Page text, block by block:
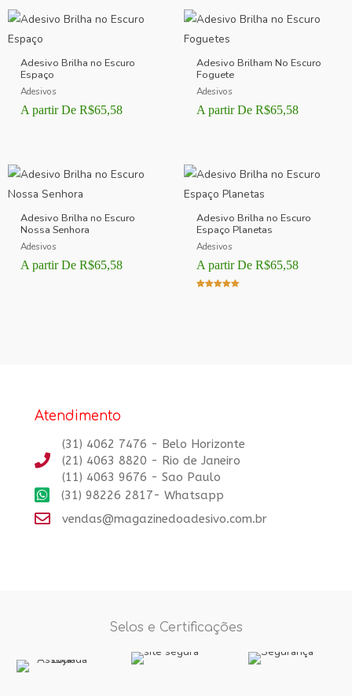
Adesivo Brilha no Escuro
Espaço
Adesivos
A partir De R$65,58
Adesivo Brilham No Escuro
Foguete
Adesivos
A partir De R$65,58
Adesivo Brilha no Escuro
Nossa Senhora
Adesivos
A partir De R$65,58
Adesivo Brilha no Escuro
Espaço Planetas
Adesivos
A partir De R$65,58
Atendimento
(31) 4062 7476 - Belo Horizonte
(21) 4063 8820 - Rio de Janeiro
(11) 4063 9676 - Sao Paulo
(31) 98226 2817- Whatsapp
vendas@magazinedoadesivo.com.br
Selos e Certificações